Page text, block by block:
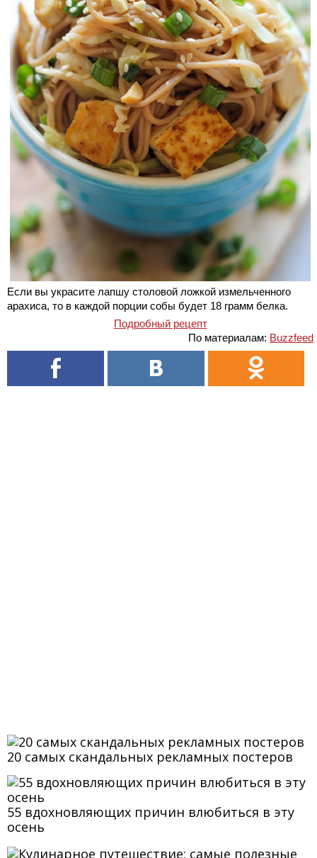
Если вы украсите лапшу столовой ложкой измельченного
арахиса, то в каждой порции собы будет 18 грамм белка.
Подробный рецепт
По материалам: Buzzfeed
20 самых скандальных рекламных постеров
55 вдохновляющих причин влюбиться в эту
осень